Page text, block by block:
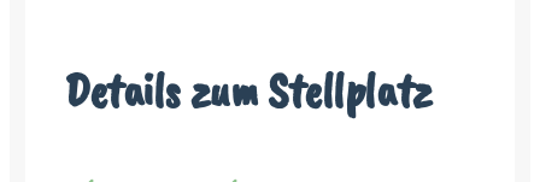
Details zum Stellplatz